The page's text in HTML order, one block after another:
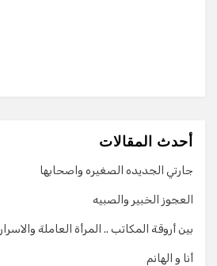
أحدث المقالات
جارتي الجديده الصغيره واصحابها
العجوز الخبير والصبيه
بين أروقة المكاتب .. المرأة العاملة والاسرار
أنا و الهانم